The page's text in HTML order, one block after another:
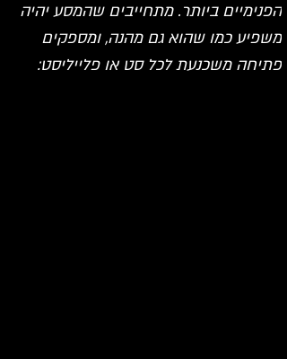
הפנימיים ביותר. מתחייבים שהמסע יהיה
משפיע כמו שהוא גם מהנה, ומספקים
פתיחה משכנעת לכל סט או פלייליסט: